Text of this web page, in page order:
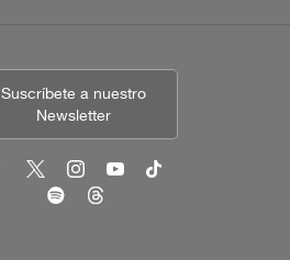
Suscríbete a nuestro
Newsletter